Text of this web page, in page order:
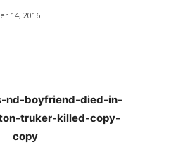
14, 2016